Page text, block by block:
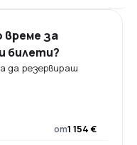
за
билети?
да резервираш
от1 154 €